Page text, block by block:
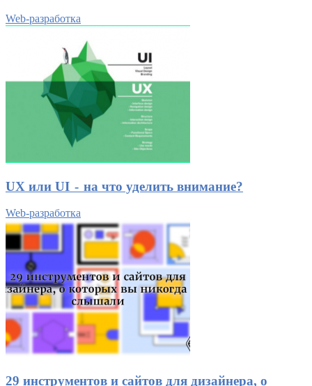
Web-разработка
UX или UI - на что уделить внимание?
Web-разработка
29 инструментов и сайтов для дизайнера, о